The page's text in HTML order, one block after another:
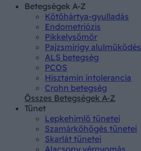
Betegségek A-Z
Kötőhártya-gyulladás
Endometriózis
Pikkelysömör
Pajzsmirigy alulműködés
ALS betegség
PCOS
Hisztamin intolerancia
Crohn betegség
Összes Betegségek A-Z
Tünet
Lepkehimlő tünetei
Szamárköhögés tünetei
Skarlát tünetei
Alacsony vérnyomás